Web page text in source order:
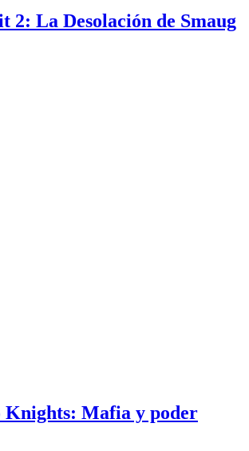
2: La Desolación de Smaug
Knights: Mafia y poder